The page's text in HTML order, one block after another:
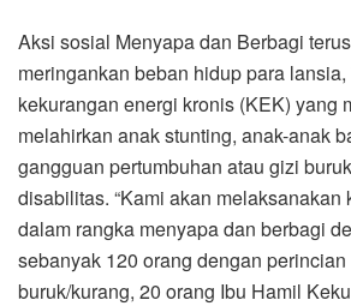
Aksi sosial Menyapa dan Berbagi
meringankan beban hidup para
kekurangan energi kronis (KEK) yang
melahirkan anak stunting, anak-anak
gangguan pertumbuhan atau gizi
disabilitas. “Kami akan melaksanakan
dalam rangka menyapa dan berbagi
sebanyak 120 orang dengan
buruk/kurang, 20 orang Ibu Hamil